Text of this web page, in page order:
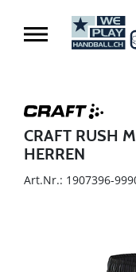
CRAFT RUSH
HERREN
Art.Nr.: 1907396-